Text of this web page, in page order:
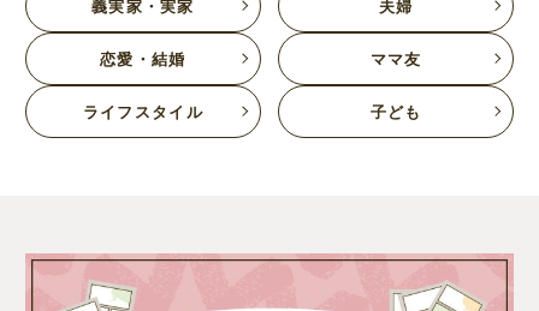
義実家・実家 夫婦
恋愛・結婚 ママ友
ライフスタイル 子ども